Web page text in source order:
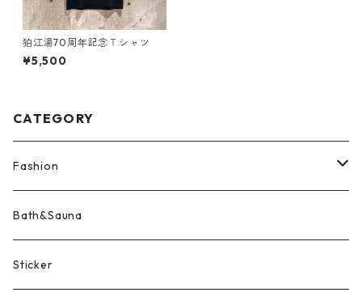
狛江湯70周年記念Ｔシャツ
¥5,500
CATEGORY
Fashion
Tee | Tops
Accessory
Bath&Sauna
Sticker